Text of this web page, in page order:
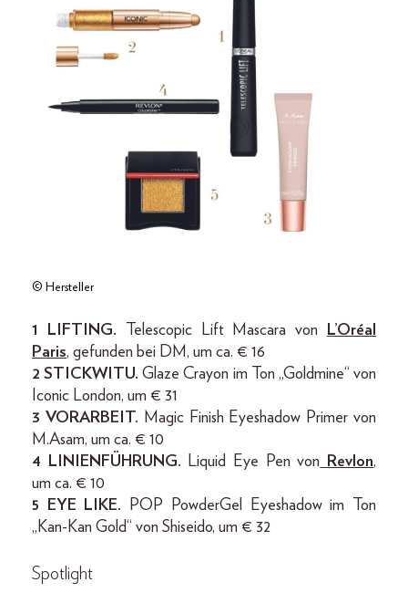
© Hersteller
1 LIFTING. Telescopic Lift Mascara von
L’Oréal
Paris, gefunden bei DM, um ca. € 16
2 STICKWITU.Glaze Crayon im Ton „Goldmine“ von
Iconic London, um € 31
3 VORARBEIT. Magic Finish Eyeshadow Primer von
M.Asam, um ca. € 10
4 LINIENFÜHRUNG. Liquid Eye Pen von Revlon,
um ca. € 10
5 EYE LIKE. POP PowderGel Eyeshadow im Ton
„Kan-Kan Gold“ von Shiseido, um € 32
Spotlight